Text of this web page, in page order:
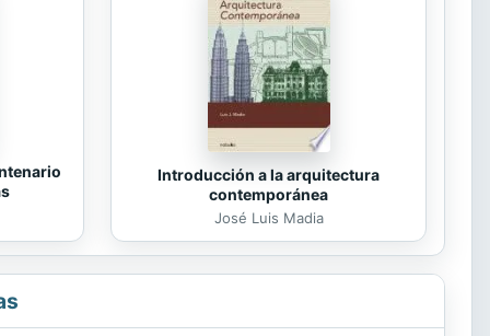
Introducción a la arquitectura
contemporánea
José Luis Madia